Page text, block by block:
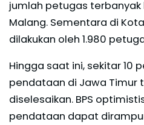
jumlah petugas
Malang. Sementara di
dilakukan oleh 1.980
Hingga saat ini, sekitar 10
pendataan di Jawa Timur
diselesaikan. BPS
pendataan dapat